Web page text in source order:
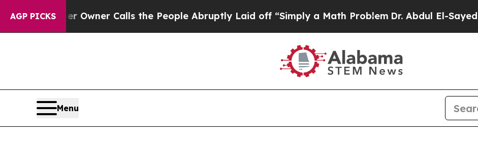
AGP PICKSOwner Calls the People Abruptly Laid off “Simply a Math ProblemDr. Abdul El-Sayed on
Menu